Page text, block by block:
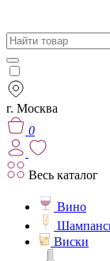
г. Москва
0
Весь каталог
Вино
Виски